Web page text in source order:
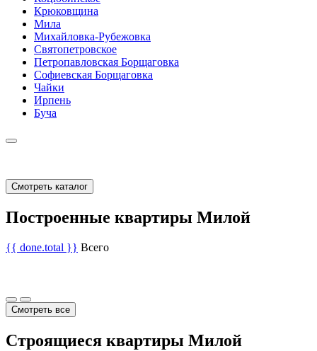
Крюковщина
Мила
Михайловка-Рубежовка
Святопетровское
Петропавловская Борщаговка
Софиевская Борщаговка
Чайки
Ирпень
Буча
Смотреть каталог
Построенные квартиры Милой
{{ done.total }} Всего
Смотреть все
Строящиеся квартиры Милой